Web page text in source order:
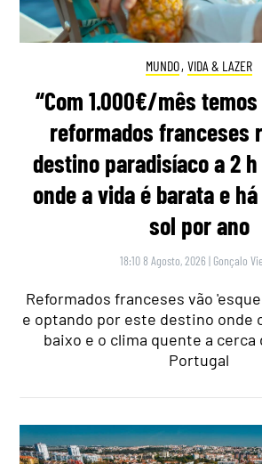
MUNDO, VIDA & LAZER
“Com 1.000€/mês
reformados franceses
destino paradisíaco a 2
onde a vida é barata e
sol por ano
18:10 8 Agosto, 2026 | Gonçalo
Reformados franceses vão
e optando por este destino onde
baixo e o clima quente a cerca
Portugal